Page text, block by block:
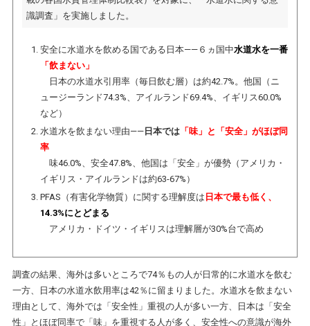
識調査」を実施しました。
安全に水道水を飲める国である日本——６ヵ国中水道水を一番
「飲まない」
日本の水道水引用率（毎日飲む層）は約42.7%。他国（ニ
ュージーランド74.3%、アイルランド69.4%、イギリス60.0%
など）
水道水を飲まない理由——日本では「味」と「安全」がほぼ同
率
味46.0%、安全47.8%、他国は「安全」が優勢（アメリカ・
イギリス・アイルランドは約63-67%）
PFAS（有害化学物質）に関する理解度は 日本で最も低く、
14.3%にとどまる
アメリカ・ドイツ・イギリスは理解層が30%台で高め
調査の結果、海外は多いところで74％もの人が日常的に水道水を飲む
一方、日本の水道水飲用率は42％に留まりました。水道水を飲まない
理由として、海外では「安全性」重視の人が多い一方、日本は「安全
性」とほぼ同率で「味」を重視する人が多く、安全性への意識が海外